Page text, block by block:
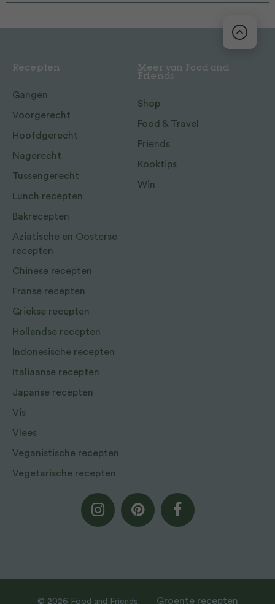
Recepten
Gangen
Voorgerecht
Hoofdgerecht
Nagerecht
Tussengerecht
Lunch recepten
Bakrecepten
Aziatische en Oosterse
recepten
Chinese recepten
Franse recepten
Griekse recepten
Hollandse recepten
Indonesische recepten
Italiaanse recepten
Japanse recepten
Vis
Vlees
Veganistische recepten
Vegetarische recepten
Meer van Food and
Friends
Shop
Food & Travel
Friends
Kooktips
Win
© 2026 Food and Friends Groente recepten